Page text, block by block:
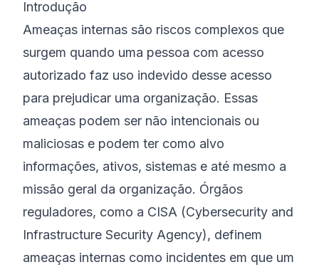
Introdução
Ameaças internas são riscos complexos que
surgem quando uma pessoa com acesso
autorizado faz uso indevido desse acesso
para prejudicar uma organização. Essas
ameaças podem ser não intencionais ou
maliciosas e podem ter como alvo
informações, ativos, sistemas e até mesmo a
missão geral da organização. Órgãos
reguladores, como a CISA (Cybersecurity and
Infrastructure Security Agency), definem
ameaças internas como incidentes em que um